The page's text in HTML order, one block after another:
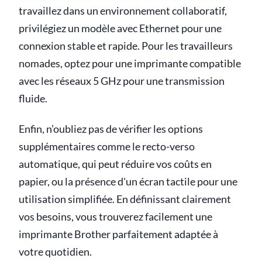
travaillez dans un environnement collaboratif,
privilégiez un modèle avec Ethernet pour une
connexion stable et rapide. Pour les travailleurs
nomades, optez pour une imprimante compatible
avec les réseaux 5 GHz pour une transmission
fluide.
Enfin, n’oubliez pas de vérifier les options
supplémentaires comme le recto-verso
automatique, qui peut réduire vos coûts en
papier, ou la présence d'un écran tactile pour une
utilisation simplifiée. En définissant clairement
vos besoins, vous trouverez facilement une
imprimante Brother parfaitement adaptée à
votre quotidien.